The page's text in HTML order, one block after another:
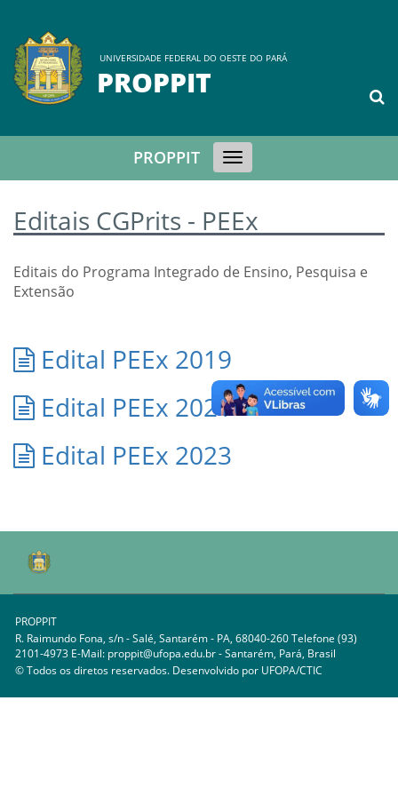
UNIVERSIDADE FEDERAL DO OESTE DO PARÁ
PROPPIT
Toggle
navigation
PROPPIT
Editais CGPrits - PEEx
Editais do Programa Integrado de Ensino, Pesquisa e
Extensão
Edital PEEx 2019
Edital PEEx 2021
Edital PEEx 2023
PROPPIT
R. Raimundo Fona, s/n - Salé, Santarém - PA, 68040-260 Telefone (93)
2101-4973 E-Mail: proppit@ufopa.edu.br - Santarém, Pará, Brasil
© Todos os diretos reservados. Desenvolvido por UFOPA/CTIC